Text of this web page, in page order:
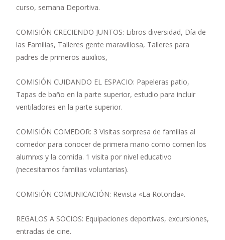
curso, semana Deportiva.
COMISIÓN CRECIENDO JUNTOS: Libros diversidad, Día de
las Familias, Talleres gente maravillosa, Talleres para
padres de primeros auxilios,
COMISIÓN CUIDANDO EL ESPACIO: Papeleras patio,
Tapas de baño en la parte superior, estudio para incluir
ventiladores en la parte superior.
COMISIÓN COMEDOR: 3 Visitas sorpresa de familias al
comedor para conocer de primera mano como comen los
alumnxs y la comida. 1 visita por nivel educativo
(necesitamos familias voluntarias).
COMISIÓN COMUNICACIÓN: Revista «La Rotonda».
REGALOS A SOCIOS: Equipaciones deportivas, excursiones,
entradas de cine.